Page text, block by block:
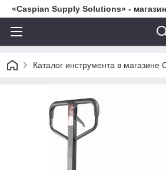
«Caspian Supply Solutions» -
Каталог инструмента в магазине